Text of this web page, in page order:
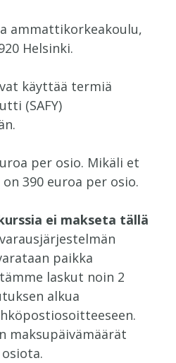
ammattikorkeakoulu,
Helsinki.
käyttää termiä
(SAFY)
per osio. Mikäli et
390 euroa per osio.
ei makseta tällä
paikka
laskut noin 2
alkua
maksupäivämäärät